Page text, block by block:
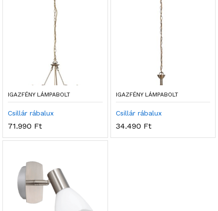
IGAZFÉNY LÁMPABOLT
Csillár rábalux
71.990 Ft
IGAZFÉNY LÁMPABOLT
Csillár rábalux
34.490 Ft